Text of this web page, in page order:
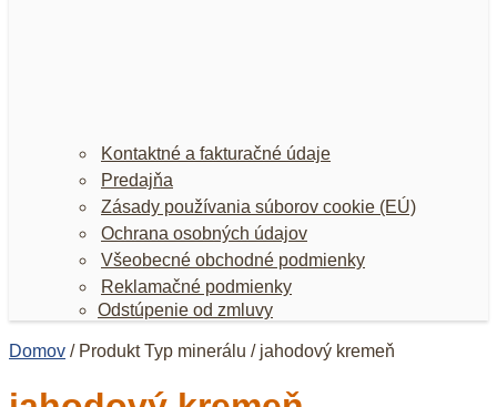
Kontaktné a fakturačné údaje
Predajňa
Zásady používania súborov cookie (EÚ)
Ochrana osobných údajov
Všeobecné obchodné podmienky
Reklamačné podmienky
Odstúpenie od zmluvy
Domov / Produkt Typ minerálu / jahodový kremeň